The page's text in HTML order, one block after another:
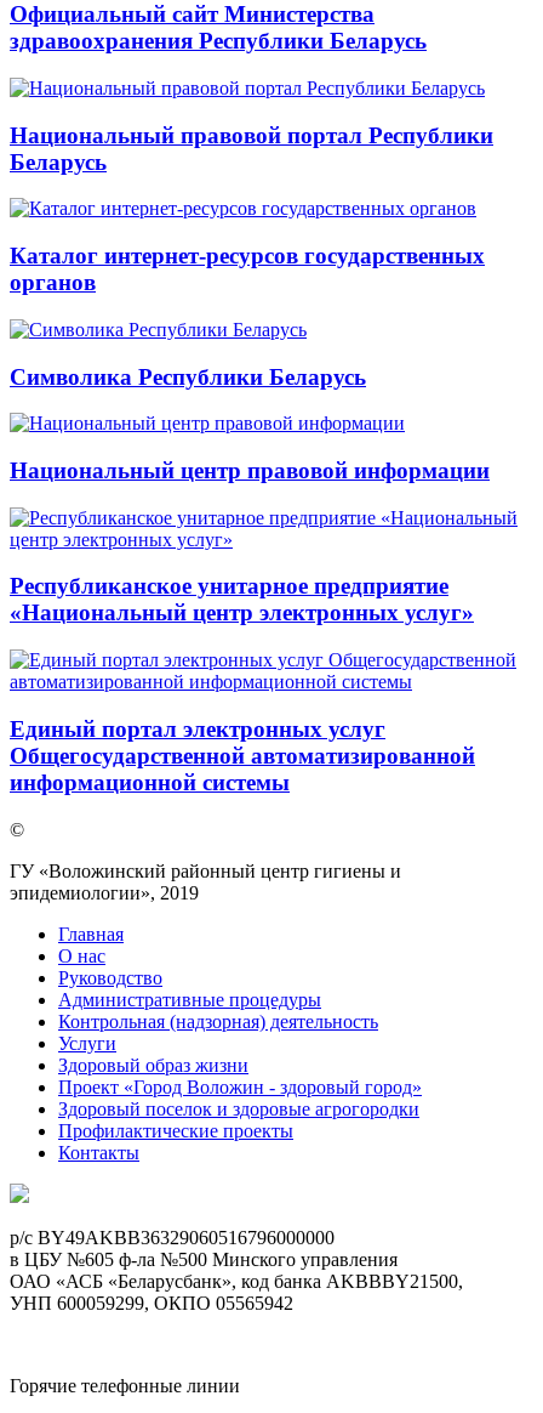
Официальный сайт Министерства
здравоохранения Республики Беларусь
Национальный правовой портал Республики
Беларусь
Каталог интернет-ресурсов государственных
органов
Символика Республики Беларусь
Национальный центр правовой информации
Республиканское унитарное предприятие
«Национальный центр электронных услуг»
Единый портал электронных услуг
Общегосударственной автоматизированной
информационной системы
©
ГУ «Воложинский районный центр гигиены и
эпидемиологии», 2019
Главная
О нас
Руководство
Административные процедуры
Контрольная (надзорная) деятельность
Услуги
Здоровый образ жизни
Проект «Город Воложин - здоровый город»
Здоровый поселок и здоровые агрогородки
Профилактические проекты
Контакты
p/c BY49AKBB36329060516796000000
в ЦБУ №605 ф-ла №500 Минского управления
ОАО «АСБ «Беларусбанк», код банка AKBBBY21500,
УНП 600059299, ОКПО 05565942
Горячие телефонные линии